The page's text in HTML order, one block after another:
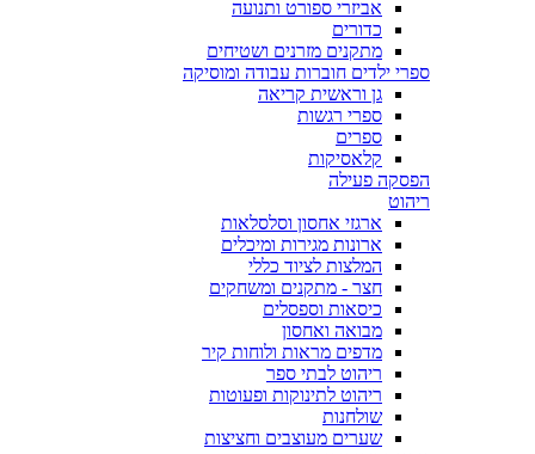
אביזרי ספורט ותנועה
כדורים
מתקנים מזרנים ושטיחים
ספרי ילדים חוברות עבודה ומוסיקה
גן וראשית קריאה
ספרי רגשות
ספרים
קלאסיקות
הפסקה פעילה
ריהוט
ארגזי אחסון וסלסלאות
ארונות מגירות ומיכלים
המלצות לציוד כללי
חצר - מתקנים ומשחקים
כיסאות וספסלים
מבואה ואחסון
מדפים מראות ולוחות קיר
ריהוט לבתי ספר
ריהוט לתינוקות ופעוטות
שולחנות
שערים מעוצבים וחציצות